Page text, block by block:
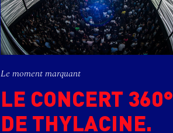
Le moment marquant
LE CONCERT 360°
DE THYLACINE.